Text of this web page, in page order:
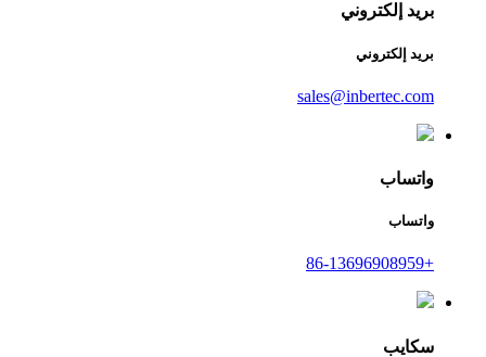
بريد إلكتروني
بريد إلكتروني
sales@inbertec.com
واتساب
واتساب
+86-13696908959
سكايب